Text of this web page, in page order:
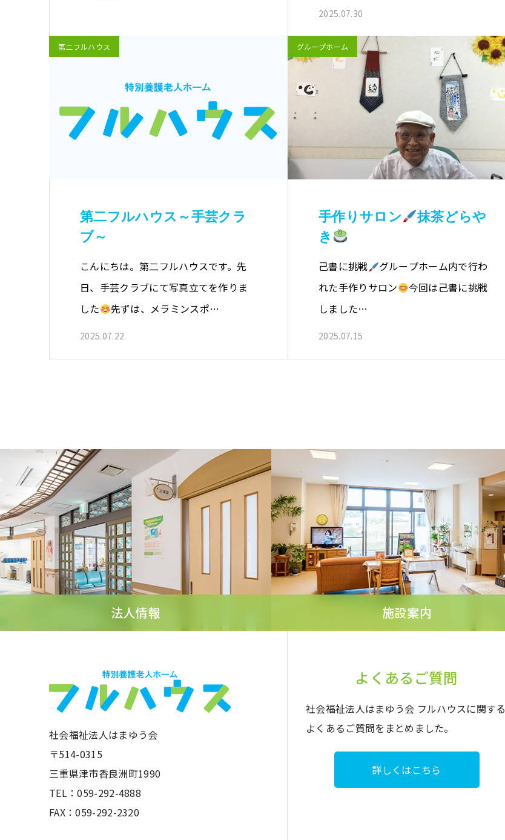
2025.07.30
第二フルハウス
第二フルハウス～手芸クラ
ブ～
こんにちは。第二フルハウスです。先
日、手芸クラブにて写真立てを作りま
した
先ずは、メラミンスポ…
2025.07.22
グループホーム
手作りサロン
抹茶どらや
き
己書に挑戦
グループホーム内で行わ
れた手作りサロン
今回は己書に挑戦
しました…
2025.07.15
法人情報 施設案内
社会福祉法人はまゆう会
〒514-0315
三重県津市香良洲町1990
TEL：059-292-4888
FAX：059-292-2320
よくあるご質問
社会福祉法人はまゆう会 フルハウスに関する
よくあるご質問をまとめました。
詳しくはこちら